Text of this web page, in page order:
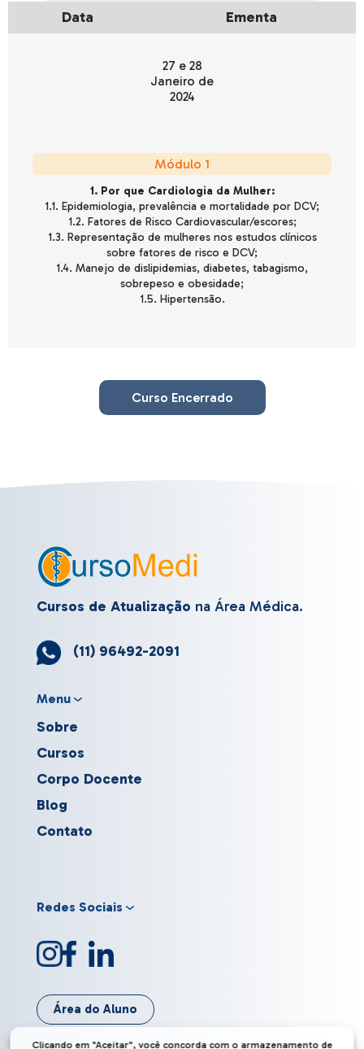
Clicando em "Aceitar", você concorda com o armazenamento de
Data Ementa
27 e 28
Janeiro de
2024
Módulo 1
1. Por que Cardiologia da Mulher:
1.1. Epidemiologia, prevalência e mortalidade por DCV;
1.2. Fatores de Risco Cardiovascular/escores;
1.3. Representação de mulheres nos estudos clínicos
sobre fatores de risco e DCV;
1.4. Manejo de dislipidemias, diabetes, tabagismo,
sobrepeso e obesidade;
1.5. Hipertensão.
Curso Encerrado
Cursos de Atualização na Área Médica.
(11) 96492-2091
Menu
Sobre
Cursos
Corpo Docente
Blog
Contato
Redes Sociais
Área do Aluno